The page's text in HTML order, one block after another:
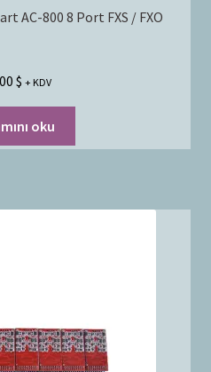
AC-800 8 Port FXS / FXO
$ + KDV
oku